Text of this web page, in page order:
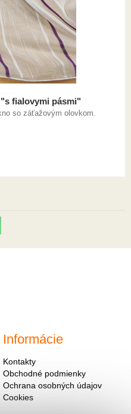
fialovymi pásmi"
so záťažovým olovkom.
Informácie
Kontakty
Obchodné podmienky
Ochrana osobných údajov
Cookies